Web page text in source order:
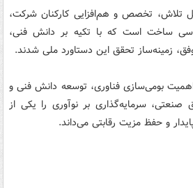
تلاش، تخصص و هم‌افزایی کارکنان شرکت،
ساخت است که با تکیه بر دانش فنی،
زمینه‌ساز تحقق این دستاورد ملی شدند.
اهمیت بومی‌سازی فناوری، توسعه دانش فنی و
صنعتی، سرمایه‌گذاری بر نوآوری را یکی از
و حفظ مزیت رقابتی می‌داند.